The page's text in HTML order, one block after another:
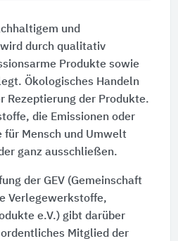
und
durch qualitativ
Produkte sowie
Ökologisches Handeln
Rezeptierung der Produkte.
die Emissionen oder
für Mensch und Umwelt
ganz ausschließen.
der GEV (Gemeinschaft
Verlegewerkstoffe,
e.V.) gibt darüber
Mitglied der